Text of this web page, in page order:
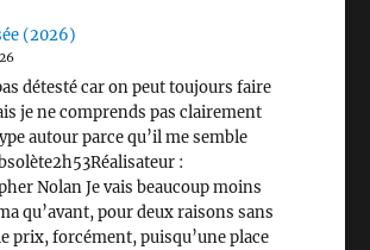
(2026)
détesté car on peut toujours faire
je ne comprends pas clairement
autour parce qu’il me semble
:
Nolan Je vais beaucoup moins
qu’avant, pour deux raisons sans
prix, forcément, puisqu’une place